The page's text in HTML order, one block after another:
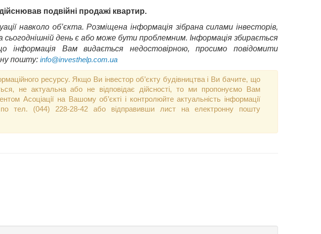
подвійні продажі квартир.
навколо об’єкта. Розміщена інформація зібрана силами інвесторів,
сьогоднішній день є або може бути проблемним. Інформація збирається
інформація Вам видається недостовірною, просимо повідомити
пошту: info@investhelp.com.ua
ресурсу. Якщо Ви інвестор об’єкту будівництва і Ви бачите, що
не актуальна або не відповідає дійсності, то ми пропонуємо Вам
Асоціації на Вашому об’єкті і контролюйте актуальність інформації
по тел. (044) 228-28-42 або відправивши лист на електронну пошту